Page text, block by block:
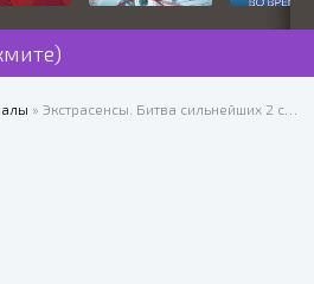
» Экстрасенсы. Битва сильнейших 2 сезон 30 выпуск